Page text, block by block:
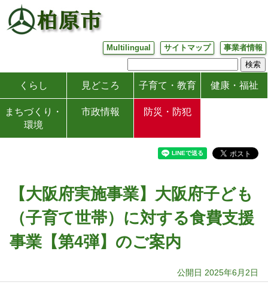
Multilingual サイトマップ 事業者情報
くらし 見どころ 子育て・教育 健康・福祉
まちづくり・
環境
市政情報 防災・防犯
【大阪府実施事業】大阪府子ども
（子育て世帯）に対する食費支援
事業【第4弾】のご案内
公開日 2025年6月2日